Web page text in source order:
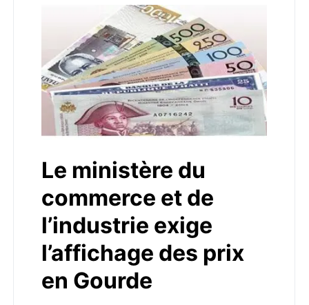
Le ministère du
commerce et de
l’industrie exige
l’affichage des prix
en Gourde